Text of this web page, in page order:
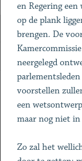
en Regering
op de plank
brengen. De
neergelegd
voorstellen
een
maar nog niet in
Zo zal het